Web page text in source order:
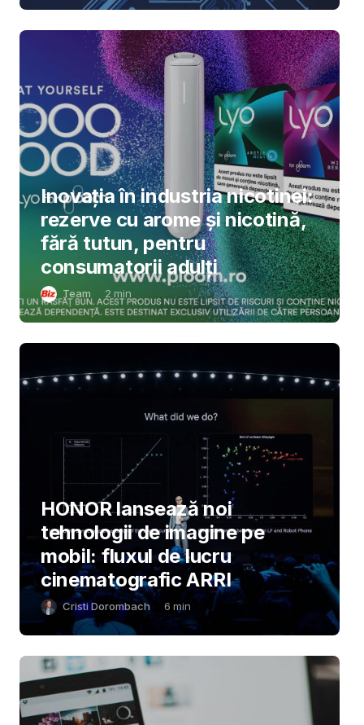
Inovația în industria nicotinei:
rezerve cu arome și nicotină,
fără tutun, pentru
consumatorii adulți
Team 2 min
HONOR lansează noi
tehnologii de imagine pe
mobil: fluxul de lucru
cinematografic ARRI
Cristi Dorombach 6 min